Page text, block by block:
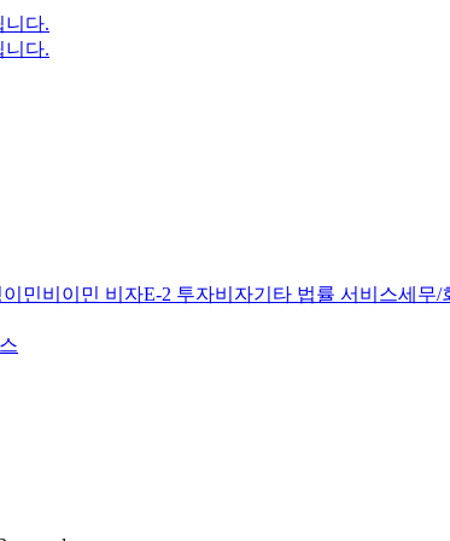
니다.
니다.
민비이민 비자E-2 투자비자기타 법률 서비스세무/